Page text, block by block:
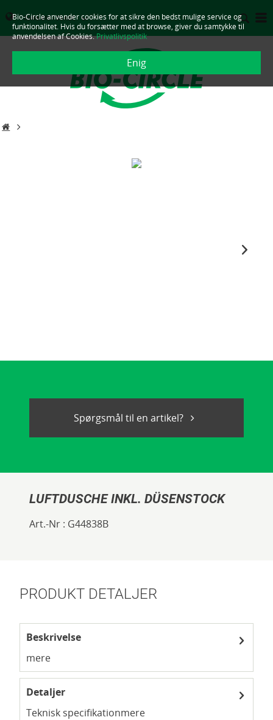
Bio-Circle anvender cookies for at sikre den bedst mulige service og
funktionalitet. Hvis du forsætter med at browse, giver du samtykke til
anvendelsen af Cookies.Privatlivspolitik
Enig
DANMARK - DANSK
LUFTDUSCHE INKL. DÜSENSTOCK
Art.-Nr : G44838B
Spørgsmål til en artikel?
PRODUKT DETALJER
Beskrivelse
mere
Detaljer
Teknisk specifikationmere